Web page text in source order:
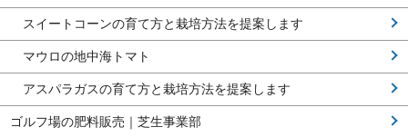
スイートコーンの育て方と栽培方法を提案します
マウロの地中海トマト
アスパラガスの育て方と栽培方法を提案します
ゴルフ場の肥料販売｜芝生事業部